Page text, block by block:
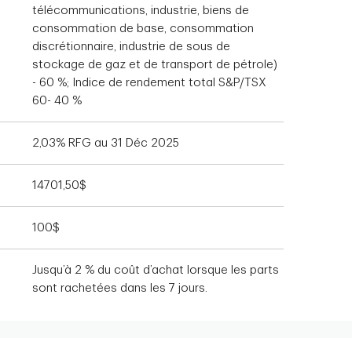
télécommunications, industrie, biens de
consommation de base, consommation
discrétionnaire, industrie de sous de
stockage de gaz et de transport de pétrole)
- 60 %; Indice de rendement total S&P/TSX
60- 40 %
2,03% RFG au 31 Déc 2025
14701,50$
100$
Jusqu’à 2 % du coût d’achat lorsque les parts
sont rachetées dans les 7 jours.